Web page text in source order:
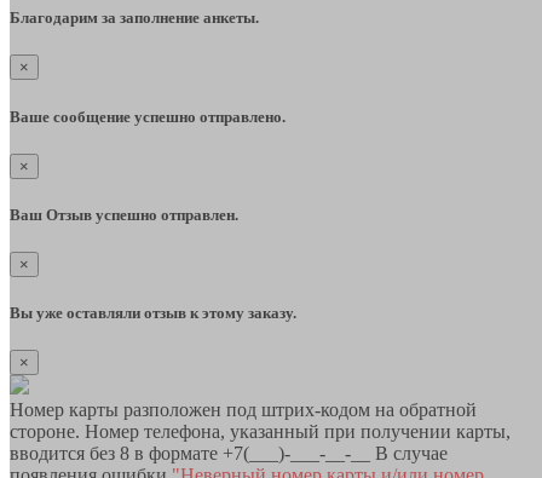
Благодарим за заполнение анкеты.
×
Ваше сообщение успешно отправлено.
×
Ваш Отзыв успешно отправлен.
×
Вы уже оставляли отзыв к этому заказу.
×
Номер карты разположен под штрих-кодом на обратной
стороне. Номер телефона, указанный при получении карты,
вводится без 8 в формате +7(___)-___-__-__ В случае